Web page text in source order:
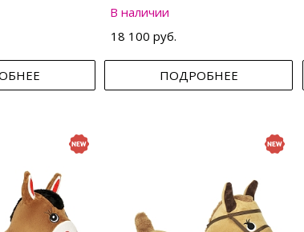
В наличии
18 100 руб.
ПОДРОБНЕЕ